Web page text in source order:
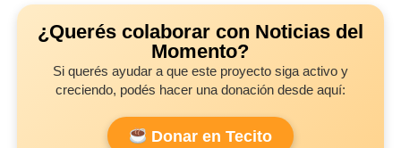
¿Querés colaborar con Noticias del
Momento?
Si querés ayudar a que este proyecto siga activo y
creciendo, podés hacer una donación desde aquí:
Donar en Tecito